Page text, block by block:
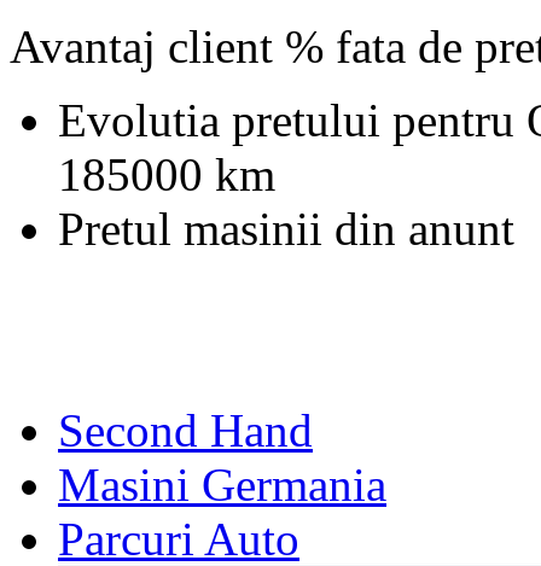
Avantaj client % fata de
Evolutia pretului pentru
185000 km
Pretul masinii din anunt
Second Hand
Masini Germania
Parcuri Auto